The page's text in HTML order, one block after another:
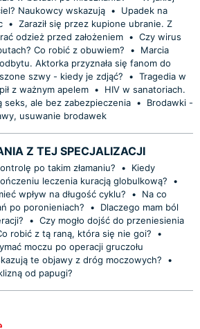
Naukowcy wskazują •
Upadek na
• Zaraził się przez kupione ubranie. Z
odzież przed założeniem • Czy wirus
Co robić z obuwiem?
•
Marcia
Aktorka przyznała się fanom do
szwy - kiedy je zdjąć? • Tragedia w
z ważnym apelem •
HIV w sanatoriach.
seks, ale bez zabezpieczenia •
Brodawki -
usuwanie brodawek
Z TEJ SPECJALIZACJI
po takim złamaniu? •
Kiedy
leczenia kuracją globulkową?
•
wpływ na długość cyklu?
•
Na co
po poronieniach?
•
Dlaczego mam ból
• Czy mogło dojść do przeniesienia
robić z tą raną, która się nie goi?
•
moczu po operacji gruczołu
te objawy z dróg moczowych?
•
od papugi?